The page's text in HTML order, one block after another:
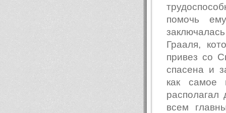
помочь
Грааля,
привез со
спасена и
как самое
располагал
всем